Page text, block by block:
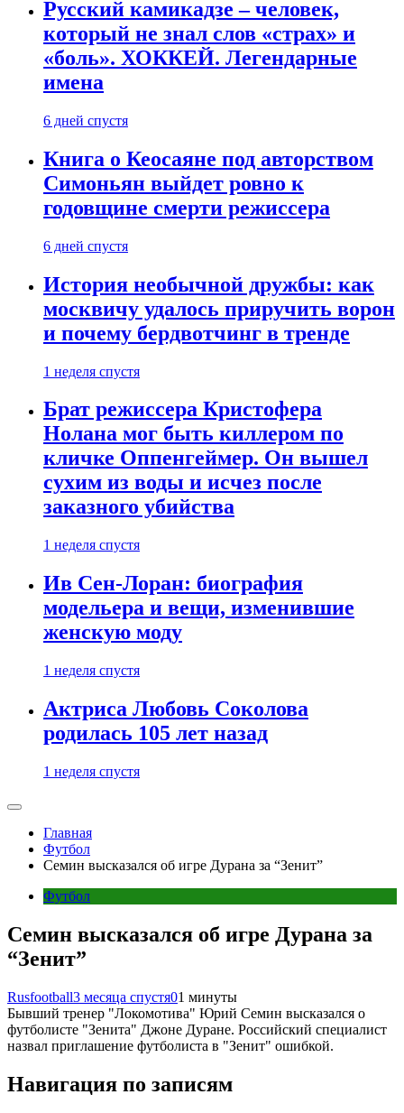
Русский камикадзе – человек,
который не знал слов «страх» и
«боль». ХОККЕЙ. Легендарные
имена
6 дней спустя
Книга о Кеосаяне под авторством
Симоньян выйдет ровно к
годовщине смерти режиссера
6 дней спустя
История необычной дружбы: как
москвичу удалось приручить ворон
и почему бердвотчинг в тренде
1 неделя спустя
Брат режиссера Кристофера
Нолана мог быть киллером по
кличке Оппенгеймер. Он вышел
сухим из воды и исчез после
заказного убийства
1 неделя спустя
Ив Сен-Лоран: биография
модельера и вещи, изменившие
женскую моду
1 неделя спустя
Актриса Любовь Соколова
родилась 105 лет назад
1 неделя спустя
Главная
Футбол
Семин высказался об игре Дурана за “Зенит”
Футбол
Семин высказался об игре Дурана за
“Зенит”
Rusfootball3 месяца спустя01 минуты
Бывший тренер "Локомотива" Юрий Семин высказался о
футболисте "Зенита" Джоне Дуране. Российский специалист
назвал приглашение футболиста в "Зенит" ошибкой.
Навигация по записям